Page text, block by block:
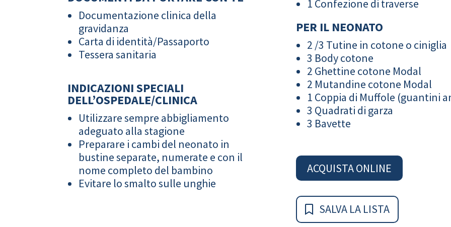
Documentazione clinica della
gravidanza
Carta di identità/Passaporto
Tessera sanitaria
INDICAZIONI SPECIALI
DELL’OSPEDALE/CLINICA
Utilizzare sempre abbigliamento
adeguato alla stagione
Preparare i cambi del neonato in
bustine separate, numerate e con il
nome completo del bambino
Evitare lo smalto sulle unghie
1 Confezione di traverse
PER IL NEONATO
2 /3 Tutine in cotone o ciniglia
3 Body cotone
2 Ghettine cotone Modal
2 Mutandine cotone Modal
1 Coppia di Muffole (guantini
3 Quadrati di garza
3 Bavette
ACQUISTA ONLINE
SALVA LA LISTA